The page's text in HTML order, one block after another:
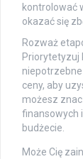
kontrolować
okazać się
Rozważ
Priorytetyzuj
ceny, aby
możesz
finansowych
budżecie.
Może Cię